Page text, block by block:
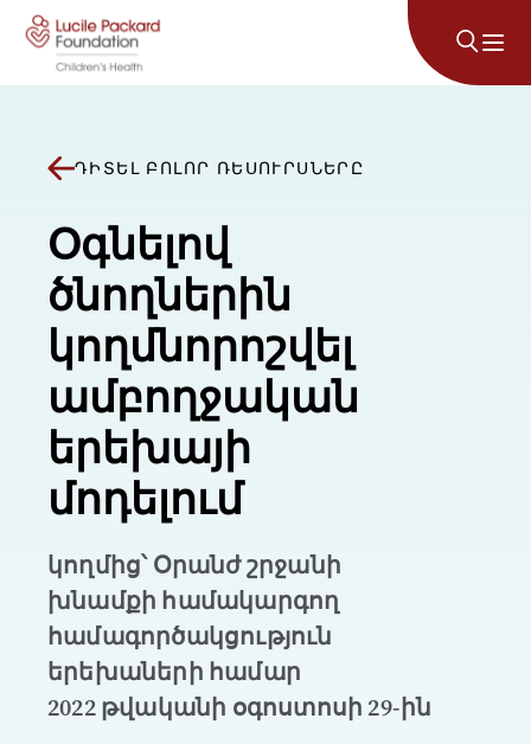
Անցնել բովանդակությանը
ԴԻՏԵԼ ԲՈԼՈՐ ՌԵՍՈՒՐՍՆԵՐԸ
Օգնելով
ծնողներին
կողմնորոշվել
ամբողջական
երեխայի
մոդելում
կողմից՝ Օրանժ շրջանի
խնամքի համակարգող
համագործակցություն
երեխաների համար
2022 թվականի օգոստոսի 29-ին